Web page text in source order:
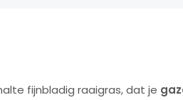
fijnbladig raaigras, dat je